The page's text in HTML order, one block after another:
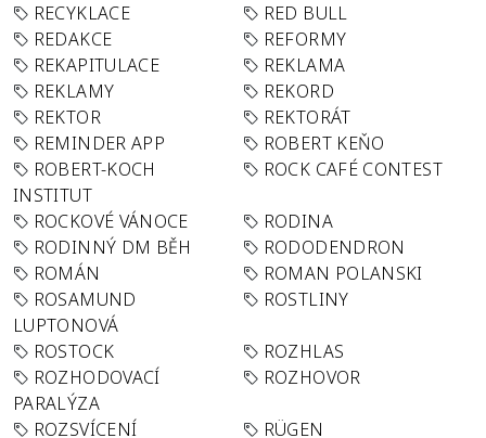
RECYKLACE
RED BULL
REDAKCE
REFORMY
REKAPITULACE
REKLAMA
REKLAMY
REKORD
REKTOR
REKTORÁT
REMINDER APP
ROBERT KEŇO
ROBERT-KOCH
INSTITUT
ROCK CAFÉ CONTEST
ROCKOVÉ VÁNOCE
RODINA
RODINNÝ DM BĚH
RODODENDRON
ROMÁN
ROMAN POLANSKI
ROSAMUND
LUPTONOVÁ
ROSTLINY
ROSTOCK
ROZHLAS
ROZHODOVACÍ
PARALÝZA
ROZHOVOR
ROZSVÍCENÍ
RÜGEN